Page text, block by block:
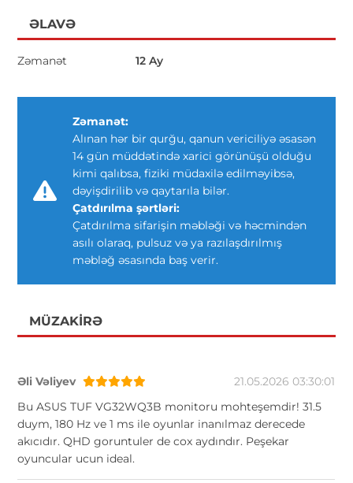
ƏLAVƏ
Zəmanət 12 Ay
Zəmanət:
Alınan hər bir qurğu, qanun vericiliyə əsasən
14 gün müddətində xarici görünüşü olduğu
kimi qalıbsa, fiziki müdaxilə edilməyibsə,
dəyişdirilib və qaytarıla bilər.
Çatdırılma şərtləri:
Çatdırılma sifarişin məbləği və həcmindən
asılı olaraq, pulsuz və ya razılaşdırılmış
məbləğ əsasında baş verir.
MÜZAKIRƏ
Əli Vəliyev
21.05.2026 03:30:01
Bu ASUS TUF VG32WQ3B monitoru mohteşemdir! 31.5
duym, 180 Hz ve 1 ms ile oyunlar inanılmaz derecede
akıcıdır. QHD goruntuler de cox aydındır. Peşekar
oyuncular ucun ideal.